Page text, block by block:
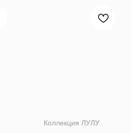
Коллекция ЛУЛУ